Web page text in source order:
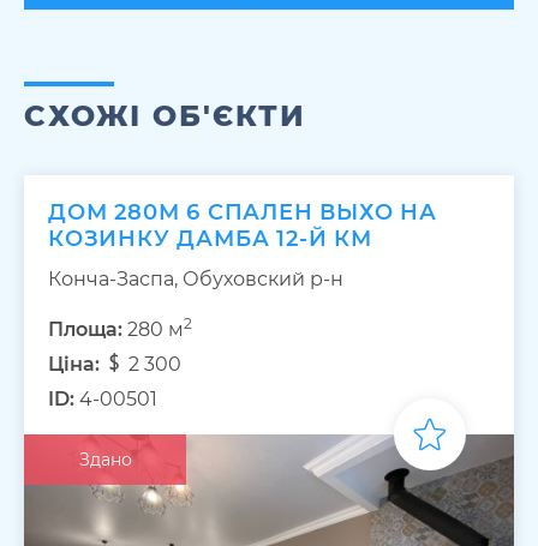
СХОЖІ ОБ'ЄКТИ
ДОМ 280М 6 СПАЛЕН ВЫХО НА
КОЗИНКУ ДАМБА 12-Й КМ
Конча-Заспа, Обуховский р-н
Площа: 280 м2
Ціна:
2 300
ID: 4-00501
Здано